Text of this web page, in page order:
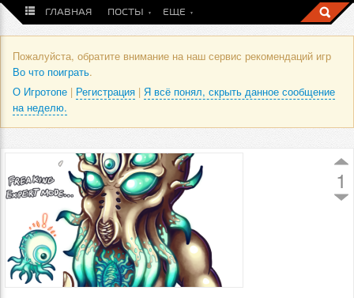
ГЛАВНАЯ ПОСТЫ ЕЩЕ
Пожалуйста, обратите внимание на наш сервис рекомендаций игр
Во что поиграть.
О Игротопе | Регистрация | Я всё понял, скрыть данное сообщение
на неделю.
1